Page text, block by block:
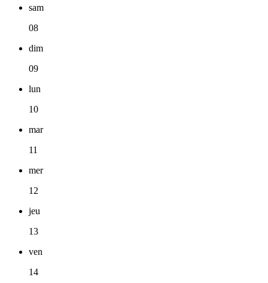
sam
08
dim
09
lun
10
mar
11
mer
12
jeu
13
ven
14